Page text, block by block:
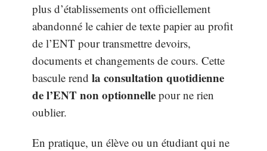
plus d’établissements ont officiellement
abandonné le cahier de texte papier au profit
de l’ENT pour transmettre devoirs,
documents et changements de cours. Cette
bascule rend la consultation quotidienne
de l’ENT non optionnelle pour ne rien
oublier.
En pratique, un élève ou un étudiant qui ne